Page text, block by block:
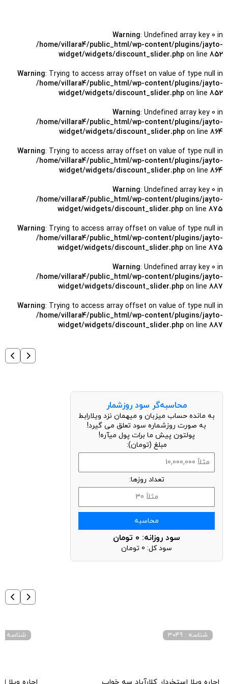
Warning: Undefined array key 0 in
/home/villara4/public_html/wp-content/plugins/jayto-
widget/widgets/discount_slider.php on line 852
Warning: Trying to access array offset on value of type null in
/home/villara4/public_html/wp-content/plugins/jayto-
widget/widgets/discount_slider.php on line 852
Warning: Undefined array key 0 in
/home/villara4/public_html/wp-content/plugins/jayto-
widget/widgets/discount_slider.php on line 864
Warning: Trying to access array offset on value of type null in
/home/villara4/public_html/wp-content/plugins/jayto-
widget/widgets/discount_slider.php on line 864
Warning: Undefined array key 0 in
/home/villara4/public_html/wp-content/plugins/jayto-
widget/widgets/discount_slider.php on line 875
Warning: Trying to access array offset on value of type null in
/home/villara4/public_html/wp-content/plugins/jayto-
widget/widgets/discount_slider.php on line 875
Warning: Undefined array key 0 in
/home/villara4/public_html/wp-content/plugins/jayto-
widget/widgets/discount_slider.php on line 887
Warning: Trying to access array offset on value of type null in
/home/villara4/public_html/wp-content/plugins/jayto-
widget/widgets/discount_slider.php on line 887
محاسبه‌گر سود روزشمار
به مانده حساب میزبان و میهمان نزد ویلارابط
به صورت روزشماره سود تعلق می گیرد!
پولتون پیش ما برات پول میآره!
مبلغ (تومان):
تعداد روزها:
محاسبه
سود روزانه: 0 تومان
سود کل: 0 تومان
شناسه : 3049 شناسه : 3093